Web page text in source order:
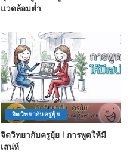
แวดล้อมต่ำ
จิตวิทยากับครูยุ้ย
จิตวิทยากับครูยุ้ย l การพูดให้มี
เสน่ห์